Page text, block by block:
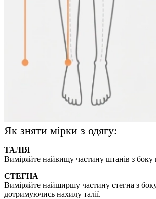
Як зняти мірки з одягу:
ТАЛІЯ
Виміряйте найвищу частину штанів з боку
СТЕГНА
Виміряйте найширшу частину стегна з
дотримуючись нахилу талії.